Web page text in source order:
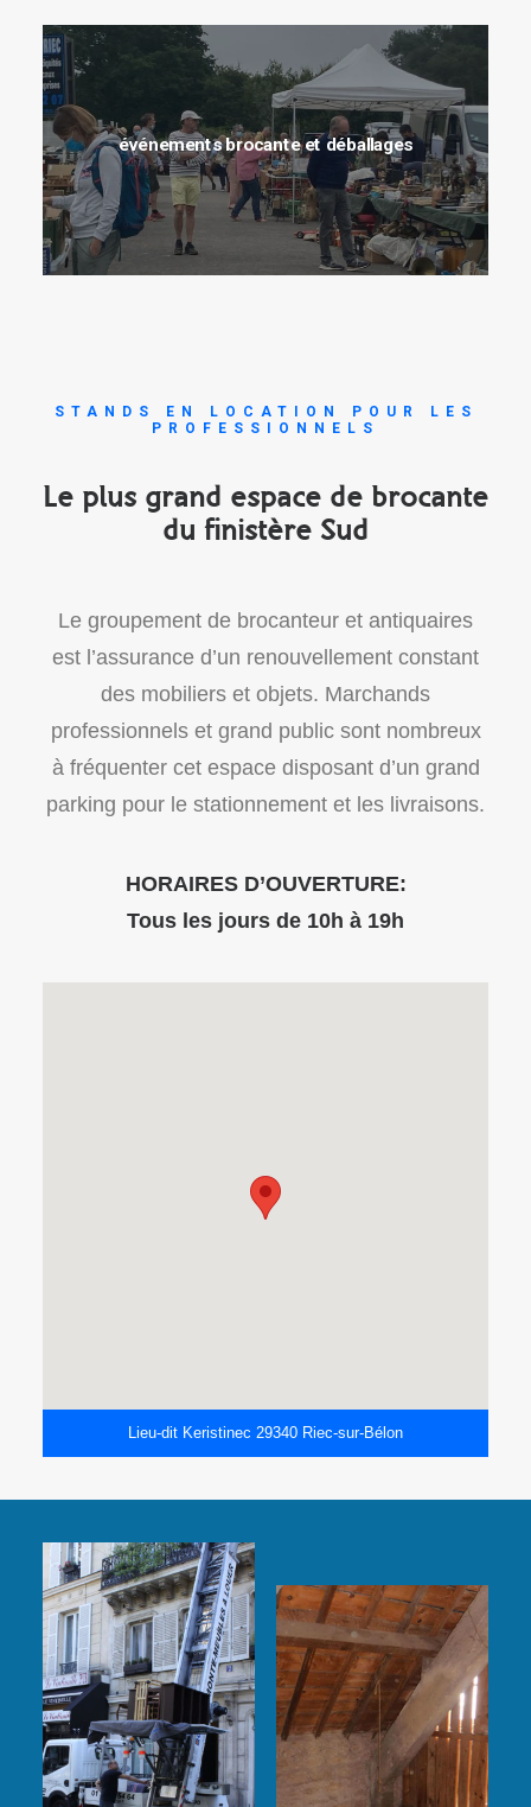
événements brocante et déballages
STANDS EN LOCATION POUR LES
PROFESSIONNELS
Le plus grand espace de brocante
du finistère Sud
Le groupement de brocanteur et antiquaires
est l’assurance d’un renouvellement constant
des mobiliers et objets. Marchands
professionnels et grand public sont nombreux
à fréquenter cet espace disposant d’un grand
parking pour le stationnement et les livraisons.
HORAIRES D’OUVERTURE:
Tous les jours de 10h à 19h
Lieu-dit Keristinec 29340 Riec-sur-Bélon